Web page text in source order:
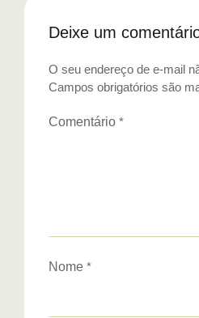
Deixe um
O seu endereço de e-mail
Campos obrigatórios são
Comentário *
Nome *